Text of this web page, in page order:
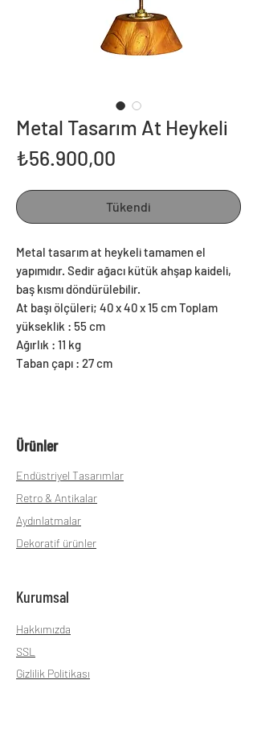
Metal Tasarım At Heykeli
₺56.900,00
Tükendi
Metal tasarım at heykeli tamamen el
yapımıdır. Sedir ağacı kütük ahşap kaideli,
baş kısmı döndürülebilir.
At başı ölçüleri; 40 x 40 x 15 cm Toplam
yükseklik : 55 cm
Ağırlık : 11 kg
Taban çapı : 27 cm
Ürünler
Endüstriyel Tasarımlar
Retro & Antikalar
Aydınlatmalar
Dekoratif ürünler
Kurumsal
Hakkımızda
SSL
Gizlilik Politikası